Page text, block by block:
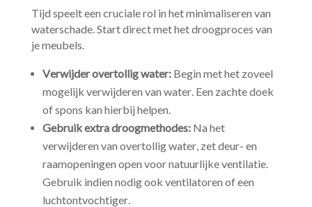
Tijd speelt een cruciale rol in het minimaliseren van
waterschade.​ Start direct met het droogproces van
je meubels.​
Verwijder overtollig water:Begin met het zoveel
mogelijk verwijderen van water.​ Een zachte doek
of spons kan hierbij helpen.​
Gebruik extra droogmethodes:Na het
verwijderen van overtollig water, zet deur- en
raamopeningen open voor natuurlijke ventilatie.​
Gebruik indien nodig ook ventilatoren of een
luchtontvochtiger.​